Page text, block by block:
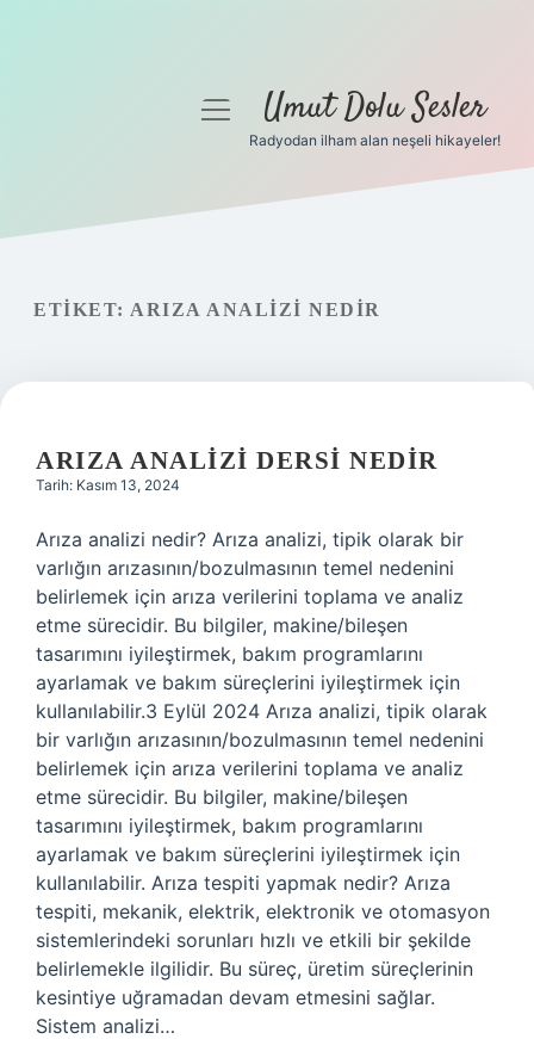
Gizlilik Politikası
menüyüUmut Dolu Sesler
Radyodan ilham alan neşeli hikayeler!
ETIKET: ARIZA ANALIZI NEDIR
ARIZA ANALIZI DERSI NEDIR
Tarih: Kasım 13, 2024
Arıza analizi nedir? Arıza analizi, tipik olarak bir
varlığın arızasının/bozulmasının temel nedenini
belirlemek için arıza verilerini toplama ve analiz
etme sürecidir. Bu bilgiler, makine/bileşen
tasarımını iyileştirmek, bakım programlarını
ayarlamak ve bakım süreçlerini iyileştirmek için
kullanılabilir.3 Eylül 2024 Arıza analizi, tipik olarak
bir varlığın arızasının/bozulmasının temel nedenini
belirlemek için arıza verilerini toplama ve analiz
etme sürecidir. Bu bilgiler, makine/bileşen
tasarımını iyileştirmek, bakım programlarını
ayarlamak ve bakım süreçlerini iyileştirmek için
kullanılabilir. Arıza tespiti yapmak nedir? Arıza
tespiti, mekanik, elektrik, elektronik ve otomasyon
sistemlerindeki sorunları hızlı ve etkili bir şekilde
belirlemekle ilgilidir. Bu süreç, üretim süreçlerinin
kesintiye uğramadan devam etmesini sağlar.
Sistem analizi…